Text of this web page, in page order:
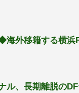
外移籍する横浜
ル、長期離脱の